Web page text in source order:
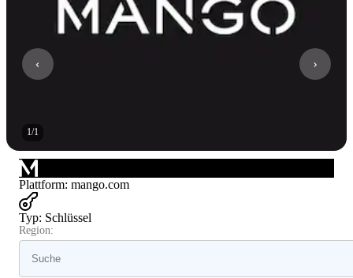
1/1
Plattform: mango.com
Typ: Schlüssel
Region: